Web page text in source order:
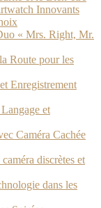
Innovants
« Mrs. Right, Mr.
Route pour les
Enregistrement
et
Caméra Cachée
discrètes et
dans les